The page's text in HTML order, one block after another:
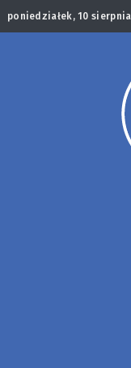
poniedziałek, 10